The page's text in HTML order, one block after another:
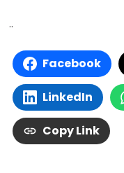
..
Facebook
LinkedIn
Copy Link